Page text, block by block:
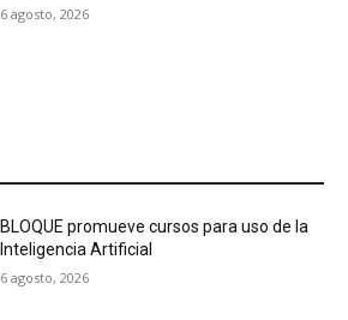
6 agosto, 2026
BLOQUE promueve cursos para uso de la
Inteligencia Artificial
6 agosto, 2026